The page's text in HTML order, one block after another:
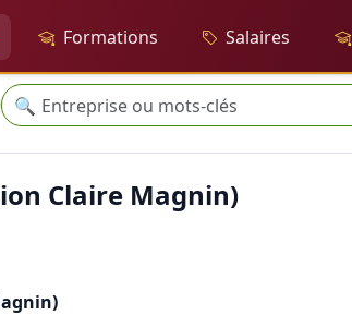
Formations Salaires
Magnin)
Recherche
🔍
Claire Magnin)